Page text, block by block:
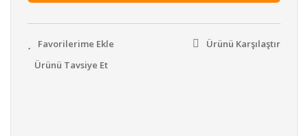
Ürünü Karşılaştır
Ürünü Tavsiye Et